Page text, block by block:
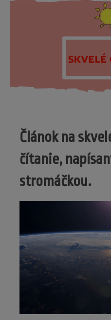
Článok na
čítanie,
stromáčkou.